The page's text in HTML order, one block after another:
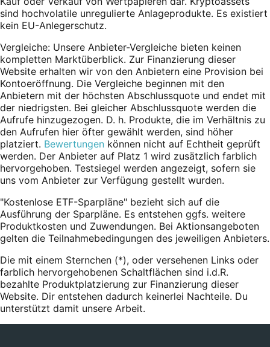
sind hochvolatile unregulierte Anlageprodukte. Es existiert
kein EU-Anlegerschutz.
Vergleiche: Unsere Anbieter-Vergleiche bieten keinen
kompletten Marktüberblick. Zur Finanzierung dieser
Website erhalten wir von den Anbietern eine Provision bei
Kontoeröffnung. Die Vergleiche beginnen mit den
Anbietern mit der höchsten Abschlussquote und endet mit
der niedrigsten. Bei gleicher Abschlussquote werden die
Aufrufe hinzugezogen. D. h. Produkte, die im Verhältnis zu
den Aufrufen hier öfter gewählt werden, sind höher
platziert. Bewertungen können nicht auf Echtheit geprüft
werden. Der Anbieter auf Platz 1 wird zusätzlich farblich
hervorgehoben. Testsiegel werden angezeigt, sofern sie
uns vom Anbieter zur Verfügung gestellt wurden.
"Kostenlose ETF-Sparpläne" bezieht sich auf die
Ausführung der Sparpläne. Es entstehen ggfs. weitere
Produktkosten und Zuwendungen. Bei Aktionsangeboten
gelten die Teilnahmebedingungen des jeweiligen Anbieters.
Die mit einem Sternchen (*), oder versehenen Links oder
farblich hervorgehobenen Schaltflächen sind i.d.R.
bezahlte Produktplatzierung zur Finanzierung dieser
Website. Dir entstehen dadurch keinerlei Nachteile. Du
unterstützt damit unsere Arbeit.